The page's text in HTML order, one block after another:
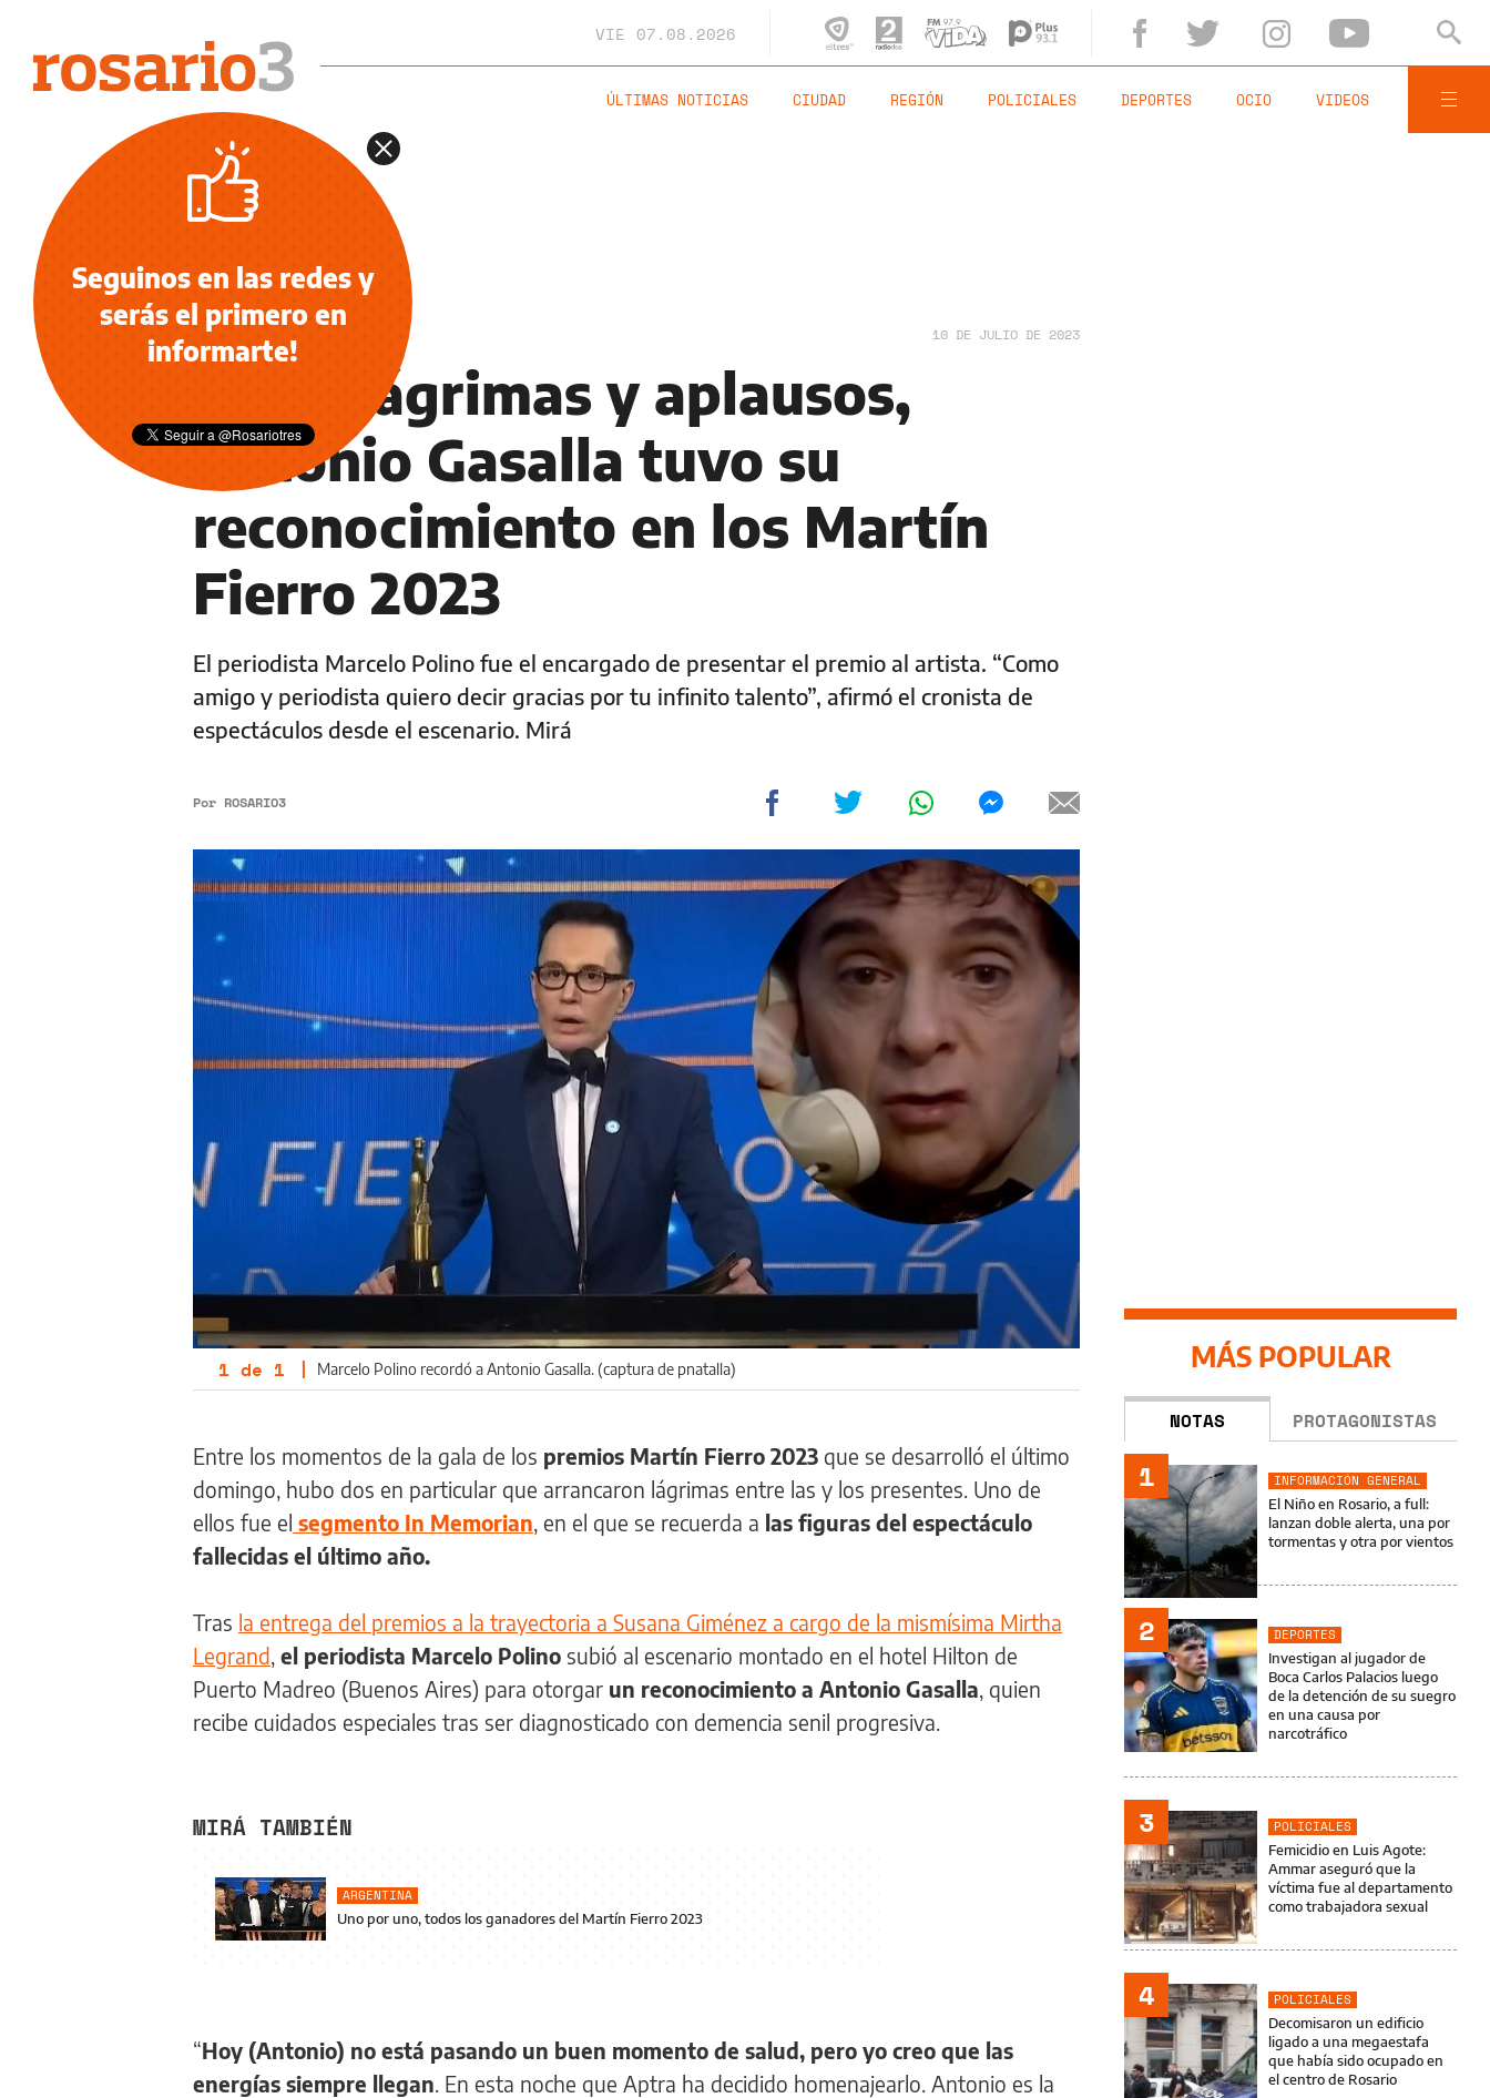
VIE 07.08.2026
ÚLTIMAS NOTICIAS CIUDAD REGIÓN POLICIALES DEPORTES OCIO VIDEOS
TELEVISIÓN 10 DE JULIO DE 2023
Entre lágrimas y aplausos,
Antonio Gasalla tuvo su
reconocimiento en los Martín
Fierro 2023
El periodista Marcelo Polino fue el encargado de presentar el premio al artista. “Como
amigo y periodista quiero decir gracias por tu infinito talento”, afirmó el cronista de
espectáculos desde el escenario. Mirá
Por ROSARIO3
1 de 1 | Marcelo Polino recordó a Antonio Gasalla. (captura de pnatalla)
Entre los momentos de la gala de los premios Martín Fierro 2023 que se desarrolló el último
domingo, hubo dos en particular que arrancaron lágrimas entre las y los presentes. Uno de
ellos fue el segmento In Memorian , en el que se recuerda a las figuras del espectáculo
fallecidas el último año.
Tras la entrega del premios a la trayectoria a Susana Giménez a cargo de la mismísima Mirtha
Legrand el periodista Marcelo Polino subió al escenario montado en el hotel Hilton de
Puerto Madreo (Buenos Aires) para otorgar un reconocimiento a Antonio Gasalla , quien
recibe cuidados especiales tras ser diagnosticado con demencia senil progresiva.
MIRÁ TAMBIÉN
ARGENTINA
Uno por uno, todos los ganadores del Martín Fierro 2023
“Hoy (Antonio) no está pasando un buen momento de salud, pero yo creo que las
energías siempre llegan . En esta noche que Aptra ha decidido homenajearlo. Antonio es la
MÁS POPULAR
NOTAS PROTAGONISTAS
1
INFORMACIÓN GENERAL
El Niño en Rosario, a full:
lanzan doble alerta, una por
tormentas y otra por vientos
2
DEPORTES
Investigan al jugador de
Boca Carlos Palacios luego
de la detención de su suegro
en una causa por
narcotráfico
3
POLICIALES
Femicidio en Luis Agote:
Ammar aseguró que la
víctima fue al departamento
como trabajadora sexual
4
POLICIALES
Decomisaron un edificio
ligado a una megaestafa
que había sido ocupado en
el centro de Rosario
Seguinos en las redes y
serás el primero en
informarte!